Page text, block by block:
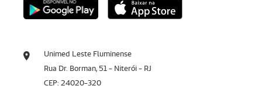
Unimed Leste Fluminense
Rua Dr. Borman, 51 - Niterói - RJ
CEP: 24020-320